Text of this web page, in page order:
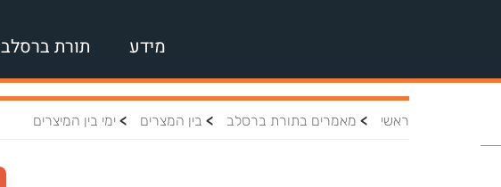
מידע תורת ברסלב
ראשי > מאמרים בתורת ברסלב > בין המצרים > ימי בין המיצרים